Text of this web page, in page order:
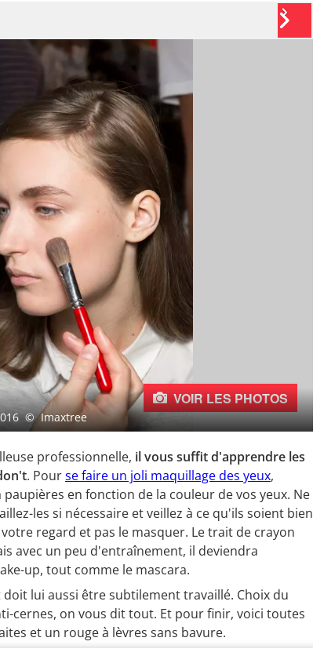
VOIR LES PHOTOS
© Imaxtree
professionnelle, il vous suffit d'apprendre les
. Pourse faire un joli maquillage des yeux,
en fonction de la couleur de vos yeux. Ne
les si nécessaire et veillez à ce qu'ils soient bien
regard et pas le masquer. Le trait de crayon
avec un peu d'entraînement, il deviendra
up, tout comme le mascara.
lui aussi être subtilement travaillé. Choix du
cernes, on vous dit tout. Et pour finir, voici toutes
et un rouge à lèvres sans bavure.